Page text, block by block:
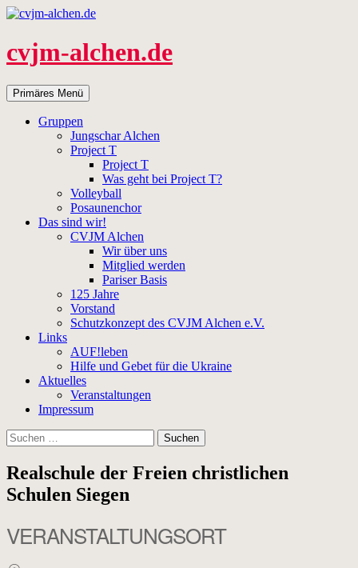
Zum
springen
cvjm-alchen.de
Suchen
Primäres Menü
Gruppen
Jungschar Alchen
Project T
Project T
Was geht bei Project T?
Volleyball
Posaunenchor
Das sind wir!
CVJM Alchen
Wir über uns
Mitglied werden
Pariser Basis
125 Jahre
Vorstand
Schutzkonzept des CVJM Alchen e.V.
Links
AUF!leben
Hilfe und Gebet für die Ukraine
Aktuelles
Veranstaltungen
Impressum
Suchen
nach:
Realschule der Freien christlichen
Schulen Siegen
VERANSTALTUNGSORT